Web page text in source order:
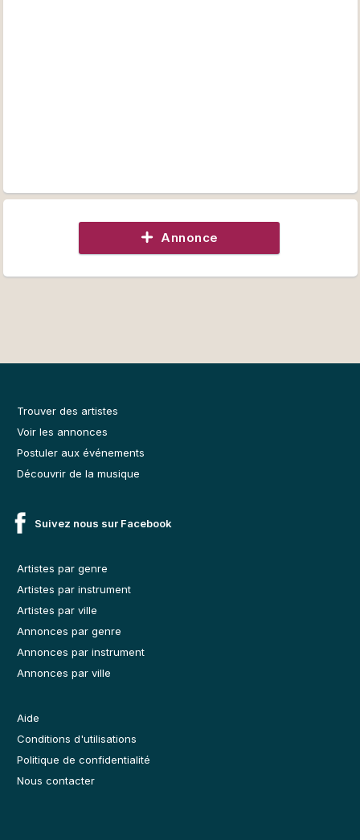
Annonce
Trouver des artistes
Voir les annonces
Postuler aux événements
Découvrir de la musique
Suivez nous sur Facebook
Artistes par genre
Artistes par instrument
Artistes par ville
Annonces par genre
Annonces par instrument
Annonces par ville
Aide
Conditions d'utilisations
Politique de confidentialité
Nous contacter